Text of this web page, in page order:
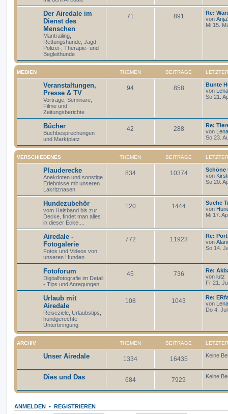
Der Airedale im
Dienst des
Menschen
Mantrailing,
Rettungshunde, Jagd-,
Polizei-, Therapie- und
Begleithunde
71 891
Re:
von
Mi 15.
MEDIEN THEMEN BEITRÄGE
Veranstaltungen,
Presse & TV
Vorträge, Seminare,
Filme und
Zeitungsberichte
94 858
Bunte
von
Lena
So 21.
Bücher
Buchbesprechungen
und Marktplatz
42 288
Re:
von
Lena
So 23.
VERSCHIEDENES THEMEN BEITRÄGE
Plauderecke
Anekdoten und sonstige
Erlebnisse mit unseren
Lakritznasen
834 10374
Schöne
von
So 20.
Hundezubehör
vom Halsband bis zur
Decke, findet man alles
in dieser Ecke....
120 1444
Suche
von
Mi 17.
Airedale -
Fotogalerie
Fotos und Videos von
unseren Hunden
772 11923
Re:
von
So 14.
Fotoforum
Digitalfotografie im Detail
- Tips und Anregungen
45 736
Re:
von lutz
Fr 21.
Urlaub mit
Airedale
Reiseziele, Urlaubstips,
hundgerechte
Unterbringung
108 1043
Re:
von
Lena
Do 4.
ARCHIV THEMEN BEITRÄGE
Unser Airedale 1334 16435 Keine
Dies und Das 684 7929 Keine
ANMELDEN •
REGISTRIEREN